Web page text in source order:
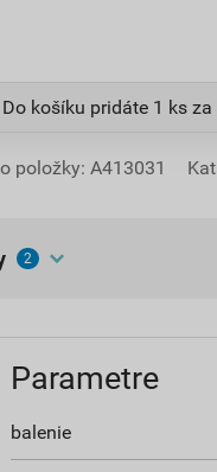
Do košíku pridáte 1 ks za
položky: A413031
2
Parametre
balenie